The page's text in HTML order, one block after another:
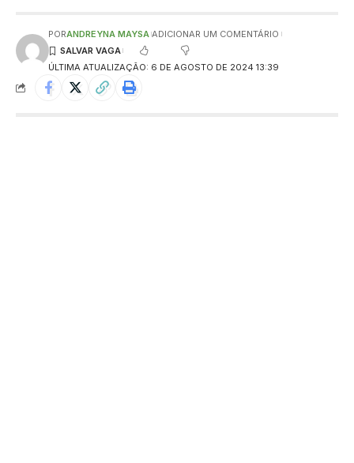
ÚLTIMA ATUALIZAÇÃO: 6 DE AGOSTO DE 2024 13:39
PORANDREYNA MAYSA ADICIONAR UM COMENTÁRIO